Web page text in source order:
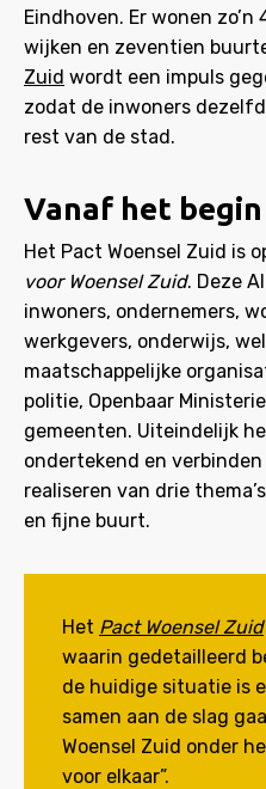
Eindhoven. Er wonen
wijken en zeventien
Zuid wordt een impuls
zodat de inwoners
rest van de stad.
Vanaf het begin
Het Pact Woensel Zuid is
voor Woensel Zuid. Deze
inwoners, ondernemers,
werkgevers, onderwijs,
maatschappelijke
politie, Openbaar
gemeenten. Uiteindelijk
ondertekend en
realiseren van drie
en fijne buurt.
Het Pact Woensel Zuid
waarin gedetailleerd
de huidige situatie is
samen aan de slag
Woensel Zuid onder
voor elkaar”.